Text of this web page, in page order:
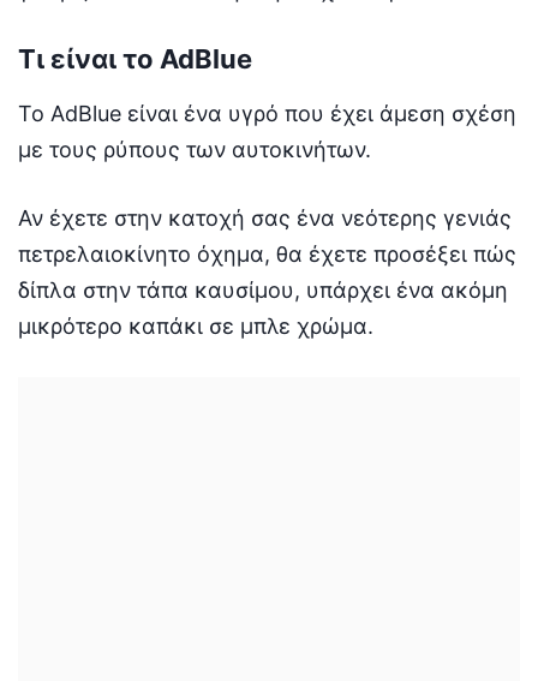
Τι είναι το AdBlue
Το AdBlue είναι ένα υγρό που έχει άμεση σχέση
με τους ρύπους των αυτοκινήτων.
Αν έχετε στην κατοχή σας ένα νεότερης γενιάς
πετρελαιοκίνητο όχημα, θα έχετε προσέξει πώς
δίπλα στην τάπα καυσίμου, υπάρχει ένα ακόμη
μικρότερο καπάκι σε μπλε χρώμα.